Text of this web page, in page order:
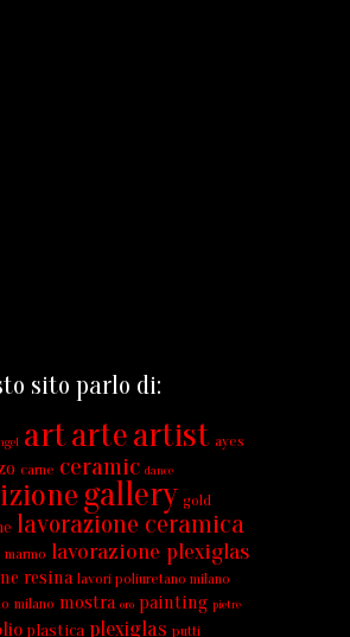
sito parlo di:
artarteartist ayes
carne ceramic dance
gallery gold
lavorazione ceramica
lavorazione plexiglas
resina lavori poliuretano milano
milano mostra oro painting pietre
plastica plexiglas putti